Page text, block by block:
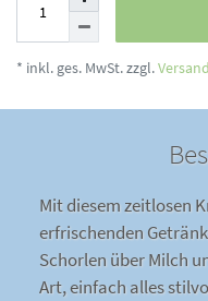
* inkl. ges. MwSt. zzgl.
Mit diesem zeitlosen
erfrischenden
Schorlen über Milch
Art, einfach alles